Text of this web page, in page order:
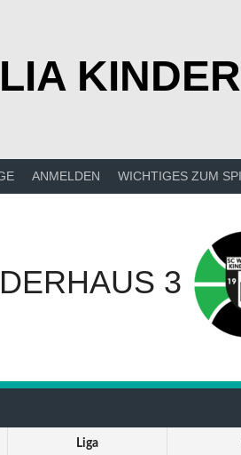
ANMELDEN WICHTIGES ZUM
3
Liga